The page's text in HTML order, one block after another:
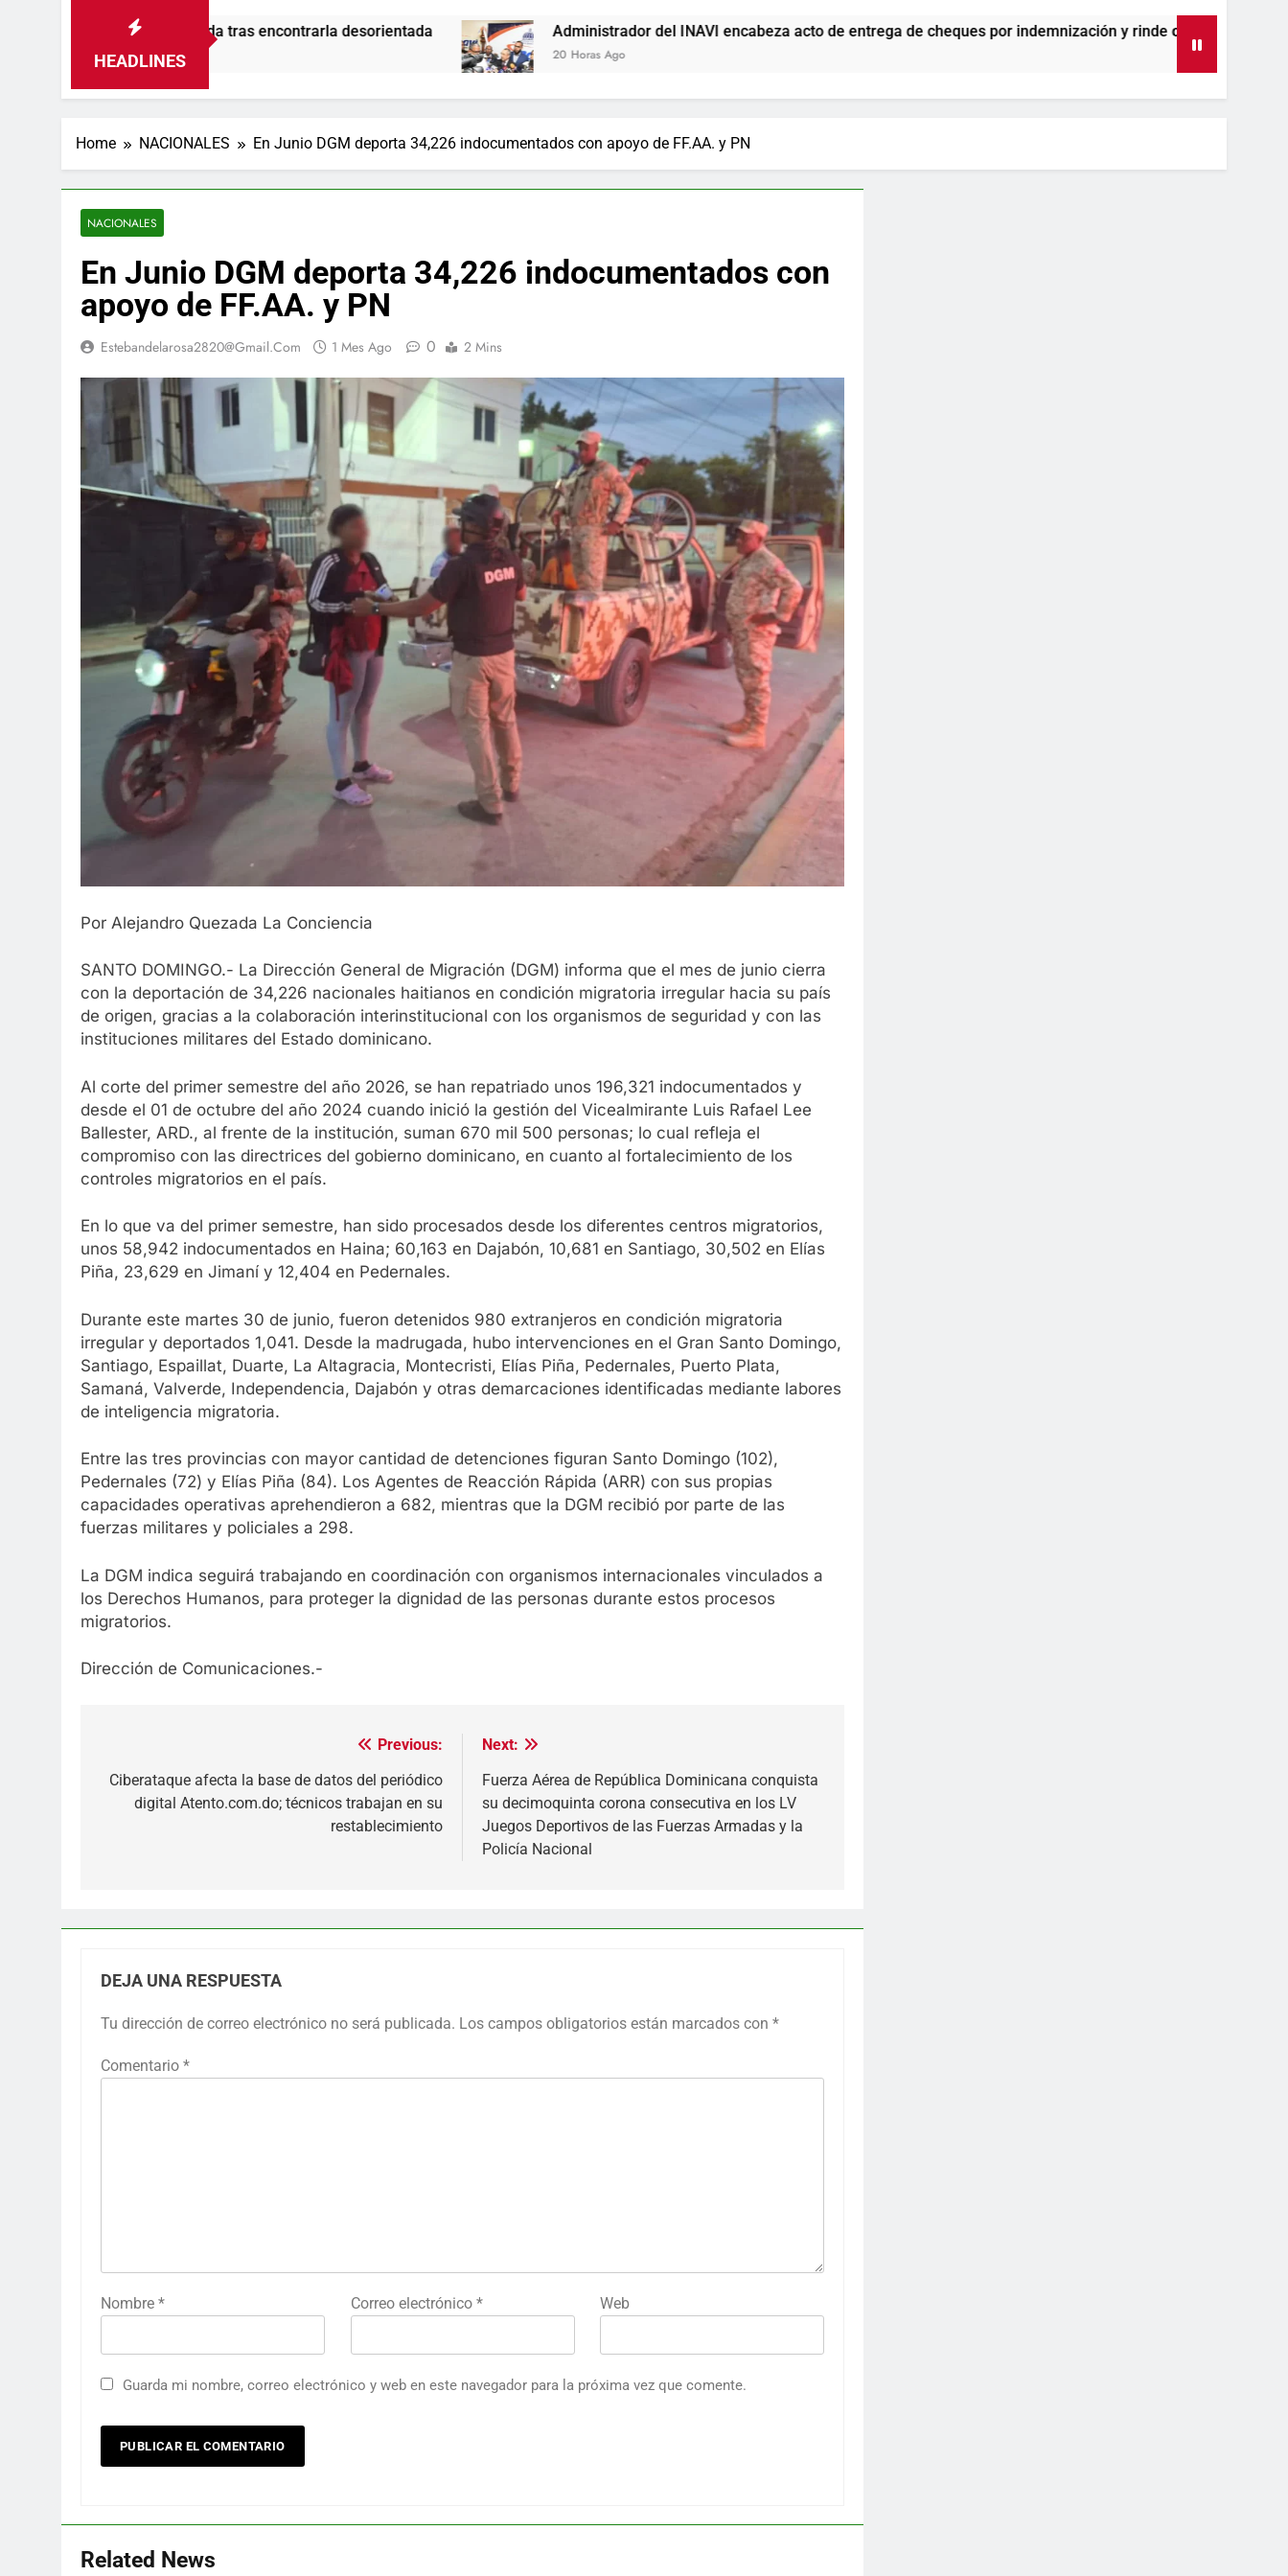
HEADLINES
tras encontrarla desorientada Administrador del INAVI encabeza acto de entrega de cheques por indemnización y rinde cuentas de sus 18 meses al frente
20 Horas Ago
Home NACIONALES En Junio DGM deporta 34,226 indocumentados con apoyo de FF.AA. y PN
NACIONALES
En Junio DGM deporta 34,226 indocumentados con
apoyo de FF.AA. y PN
Estebandelarosa2820@gmail.com 1 Mes Ago 0 2 Mins
Por Alejandro Quezada La Conciencia
SANTO DOMINGO.- La Dirección General de Migración (DGM) informa que el mes de junio cierra
con la deportación de 34,226 nacionales haitianos en condición migratoria irregular hacia su país
de origen, gracias a la colaboración interinstitucional con los organismos de seguridad y con las
instituciones militares del Estado dominicano.
Al corte del primer semestre del año 2026, se han repatriado unos 196,321 indocumentados y
desde el 01 de octubre del año 2024 cuando inició la gestión del Vicealmirante Luis Rafael Lee
Ballester, ARD., al frente de la institución, suman 670 mil 500 personas; lo cual refleja el
compromiso con las directrices del gobierno dominicano, en cuanto al fortalecimiento de los
controles migratorios en el país.
En lo que va del primer semestre, han sido procesados desde los diferentes centros migratorios,
unos 58,942 indocumentados en Haina; 60,163 en Dajabón, 10,681 en Santiago, 30,502 en Elías
Piña, 23,629 en Jimaní y 12,404 en Pedernales.
Durante este martes 30 de junio, fueron detenidos 980 extranjeros en condición migratoria
irregular y deportados 1,041. Desde la madrugada, hubo intervenciones en el Gran Santo Domingo,
Santiago, Espaillat, Duarte, La Altagracia, Montecristi, Elías Piña, Pedernales, Puerto Plata,
Samaná, Valverde, Independencia, Dajabón y otras demarcaciones identificadas mediante labores
de inteligencia migratoria.
Entre las tres provincias con mayor cantidad de detenciones figuran Santo Domingo (102),
Pedernales (72) y Elías Piña (84). Los Agentes de Reacción Rápida (ARR) con sus propias
capacidades operativas aprehendieron a 682, mientras que la DGM recibió por parte de las
fuerzas militares y policiales a 298.
La DGM indica seguirá trabajando en coordinación con organismos internacionales vinculados a
los Derechos Humanos, para proteger la dignidad de las personas durante estos procesos
migratorios.
Dirección de Comunicaciones.-
de
entradas
Previous:
Ciberataque afecta la base de datos del periódico
digital Atento.com.do; técnicos trabajan en su
restablecimiento
Next:
Fuerza Aérea de República Dominicana conquista
su decimoquinta corona consecutiva en los LV
Juegos Deportivos de las Fuerzas Armadas y la
Policía Nacional
DEJA UNA RESPUESTA
Tu dirección de correo electrónico no será publicada. Los campos obligatorios están marcados con *
Comentario *
Nombre * Correo electrónico * Web
Guarda mi nombre, correo electrónico y web en este navegador para la próxima vez que comente.
Related News